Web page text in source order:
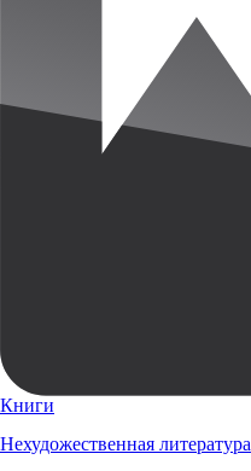
Книги
Нехудожественная литература